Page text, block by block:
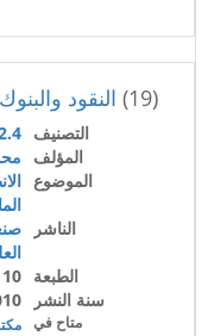
(19) النقود
التصنيف 332.4
المؤلف
الموضوع
الناشر
الطبعة 10
سنة النشر
متاح في